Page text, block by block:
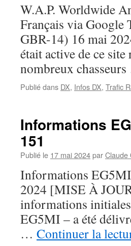
W.A.P. Worldwide
Français via Google
GBR-14) 16 mai
était active de ce
nombreux
Publié dans DX, Infos DX, Trafic
Informations
151
Publié le 17 mai 2024parClaude
Informations
2024 [MISE À
informations
EG5MI – a été
… Continuer la